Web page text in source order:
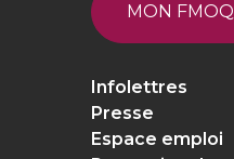
MON FMOQ
Infolettres
Presse
Espace emploi